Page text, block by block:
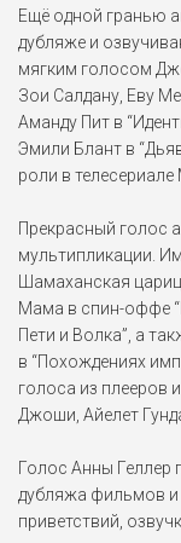
Ещё одной гранью
дубляже и
мягким голосом
Зои Салдану, Еву
Аманду Пит в
Эмили Блант в
роли в телесериале
Прекрасный голос
мультипликации.
Шамаханская
Мама в спин-оффе
Пети и Волка”, а
в “Похождениях
голоса из плееров
Джоши, Айелет
Голос Анны Геллер
дубляжа фильмов и
приветствий,